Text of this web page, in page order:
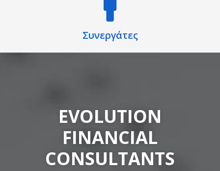
Συνεργάτες
EVOLUTION
FINANCIAL
CONSULTANTS